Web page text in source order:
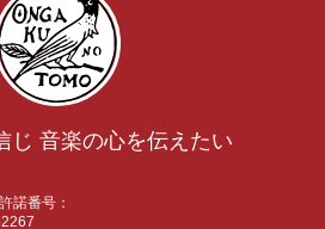
じ 音楽の心を伝えたい
諾番号：